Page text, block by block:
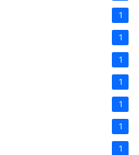
1
1
1
1
1
1
1